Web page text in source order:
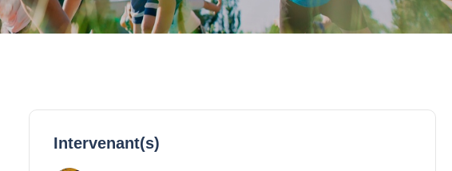
Intervenant(s)